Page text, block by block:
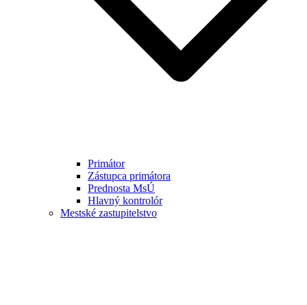
Primátor
Zástupca primátora
Prednosta MsÚ
Hlavný kontrolór
Mestské zastupitelstvo